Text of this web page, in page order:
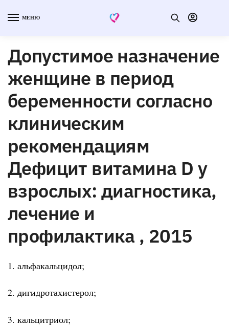
МЕНЮ
Допустимое назначение
женщине в период
беременности согласно
клиническим
рекомендациям
Дефицит витамина D у
взрослых: диагностика,
лечение и
профилактика , 2015
1. альфакальцидол;
2. дигидротахистерол;
3. кальцитриол;